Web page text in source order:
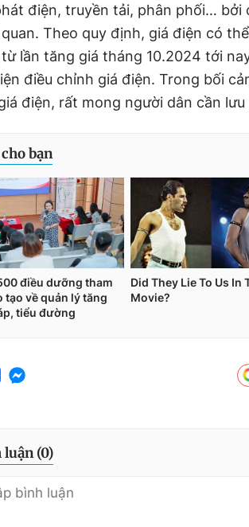
t
i
n
điện, truyền tải, phân phối… bởi
Theo quy định, giá điện có
lần tăng giá tháng 10.2024 tới
điều chỉnh giá điện. Trong bối
điện, rất mong người dân cần
(0)